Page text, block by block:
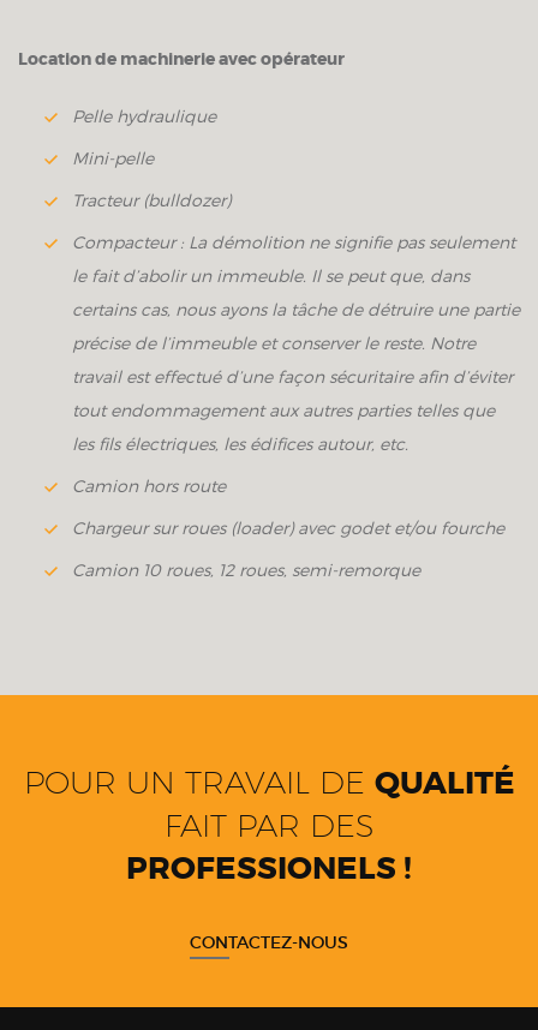
Location de machinerie avec opérateur
Pelle hydraulique
Mini-pelle
Tracteur (bulldozer)
Compacteur : La démolition ne signifie pas seulement
le fait d’abolir un immeuble. Il se peut que, dans
certains cas, nous ayons la tâche de détruire une partie
précise de l’immeuble et conserver le reste. Notre
travail est effectué d’une façon sécuritaire afin d’éviter
tout endommagement aux autres parties telles que
les fils électriques, les édifices autour, etc.
Camion hors route
Chargeur sur roues (loader) avec godet et/ou fourche
Camion 10 roues, 12 roues, semi-remorque
POUR UN TRAVAIL DE QUALITÉ
FAIT PAR DES
PROFESSIONELS !
CONTACTEZ-NOUS